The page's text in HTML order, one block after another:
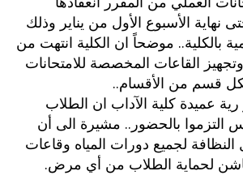
الأسبوع الأول من يناير وذلك
بالكلية.. موضحاً ان الكلية انتهت من
القاعات المخصصة للامتحانات
قسم من الأقسام..
عميدة كلية الآداب ان الطلاب
التزموا بالحضور.. مشيرة الى أن
النظافة لجميع دورات المياه وقاعات
لحماية الطلاب من أي مرض.